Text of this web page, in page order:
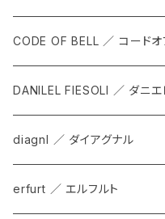
ACCESSORY
CODE OF BELL ／ コードオ
DANILEL FIESOLI ／ ダニエ
diagnl ／ ダイアグナル
erfurt ／ エルフルト